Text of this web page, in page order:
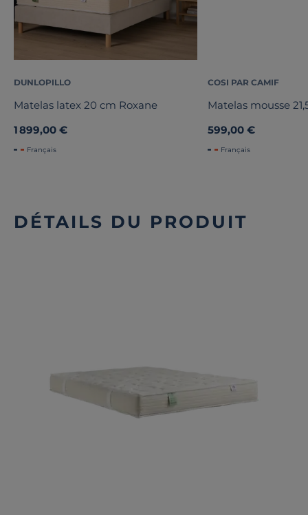
DUNLOPILLO
Matelas latex 20 cm Roxane
1 899,00 €
Français
COSI PAR CAMIF
Matelas mousse
599,00 €
Français
DÉTAILS DU PRODUIT